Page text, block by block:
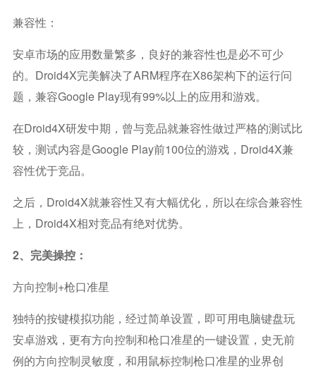
兼容性：
安卓市场的应用数量繁多，良好的兼容性也是必不可少
的。Droid4X完美解决了ARM程序在X86架构下的运行问
题，兼容Google Play现有99%以上的应用和游戏。
在Droid4X研发中期，曾与竞品就兼容性做过严格的测试比
较，测试内容是Google Play前100位的游戏，Droid4X兼
容性优于竞品。
之后，Droid4X就兼容性又有大幅优化，所以在综合兼容性
上，Droid4X相对竞品有绝对优势。
2、完美操控：
方向控制+枪口准星
独特的按键模拟功能，经过简单设置，即可用电脑键盘玩
安卓游戏，更有方向控制和枪口准星的一键设置，史无前
例的方向控制灵敏度，和用鼠标控制枪口准星的业界创